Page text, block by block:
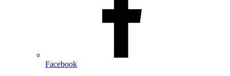
Facebook